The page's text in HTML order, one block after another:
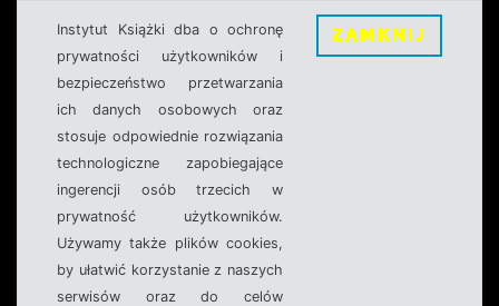
Instytut Książki dba o ochronę
prywatności użytkowników i
bezpieczeństwo przetwarzania
ich danych osobowych oraz
stosuje odpowiednie rozwiązania
technologiczne zapobiegające
ingerencji osób trzecich w
prywatność użytkowników.
Używamy także plików cookies,
by ułatwić korzystanie z naszych
serwisów oraz do celów
ZAMKNIJ